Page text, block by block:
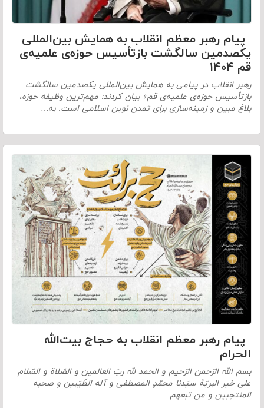
پیام رهبر معظم انقلاب به همایش بین‌المللی
یکصدمین سالگشت بازتأسیس حوزه‌ی علمیه‌ی
قم ۱۴۰۴
رهبر انقلاب در پیامی به همایش بین‌المللی یکصدمین سالگشت
بازتأسیس حوزه‌ی علمیه‌ی قم» بیان کردند: مهم‌ترین وظیفه حوزه،
بلاغ مبین و زمینه‌سازی برای تمدن نوین اسلامی است. به…
پیام رهبر معظم انقلاب به حجاج بیت‌الله
الحرام
بسم الله الرّحمن الرّحیم و الحمد لله ربّ العالمین و الصّلاة و السّلام
علی خیر البریّة سیّدنا محمّدٍ المصطفی و آله الطّیّبین و صحبه
المنتجبین و من تبعهم…